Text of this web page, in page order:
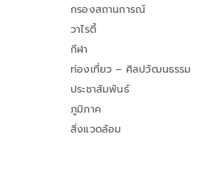
กรองสถานการณ์
วาไรตี้
กีฬา
ท่องเที่ยว – ศิลปวัฒนธรรม
ประชาสัมพันธ์
ภูมิภาค
สิ่งแวดล้อม